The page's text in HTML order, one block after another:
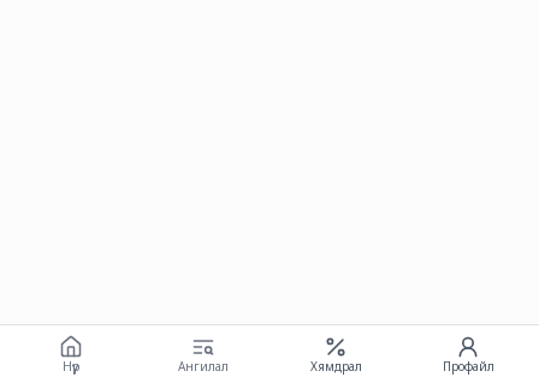
Нүүр Ангилал Хямдрал Профайл